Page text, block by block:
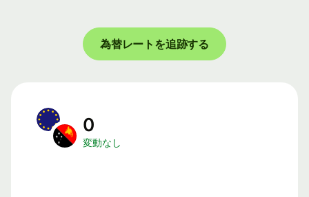
為替レートを追跡する
0
変動なし